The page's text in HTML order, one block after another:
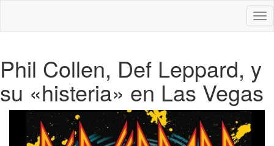
Phil Collen, Def Leppard, y
su «histeria» en Las Vegas